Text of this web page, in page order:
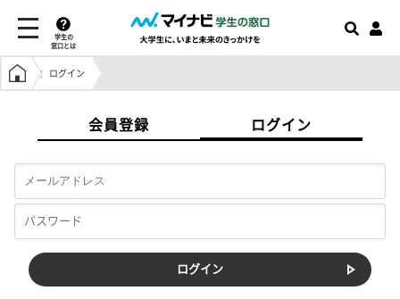
学生の
窓口とは
学生の窓口トップ
ログイン
会員登録 ログイン